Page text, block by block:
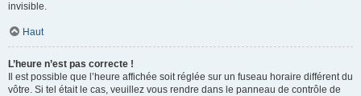
invisible.
Haut
L’heure n’est pas correcte !
Il est possible que l’heure affichée soit réglée sur un fuseau horaire différent du
vôtre. Si tel était le cas, veuillez vous rendre dans le panneau de contrôle de